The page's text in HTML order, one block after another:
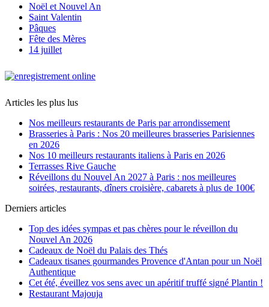
Noël et Nouvel An
Saint Valentin
Pâques
Fête des Mères
14 juillet
Articles les plus lus
Nos meilleurs restaurants de Paris par arrondissement
Brasseries à Paris : Nos 20 meilleures brasseries Parisiennes
en 2026
Nos 10 meilleurs restaurants italiens à Paris en 2026
Terrasses Rive Gauche
Réveillons du Nouvel An 2027 à Paris : nos meilleures
soirées, restaurants, dîners croisière, cabarets à plus de 100€
Derniers articles
Top des idées sympas et pas chères pour le réveillon du
Nouvel An 2026
Cadeaux de Noël du Palais des Thés
Cadeaux tisanes gourmandes Provence d'Antan pour un Noël
Authentique
Cet été, éveillez vos sens avec un apéritif truffé signé Plantin !
Restaurant Majouja